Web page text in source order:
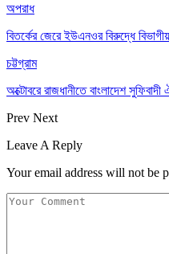
অপরাধ
বিতর্কের জেরে ইউএনওর বিরুদ্ধে
চট্টগ্রাম
অক্টোবরে রাজধানীতে বাংলাদেশ
Prev Next
Leave A Reply
Your email address will not be